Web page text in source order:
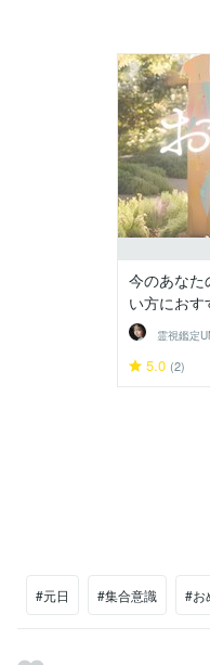
今のあなた
い方におす
霊視鑑定
5.0 (2)
#元日 #集合意識 #お